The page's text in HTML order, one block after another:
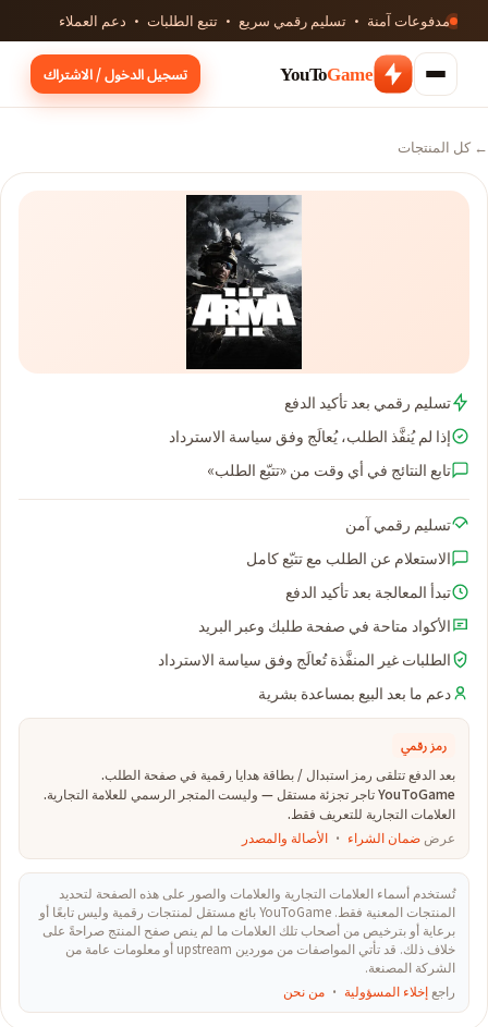
مدفوعات آمنة · تسليم رقمي سريع · تتبع الطلبات · دعم العملاء
YouToGame تسجيل الدخول / الاشتراك
← كل المنتجات
تسليم رقمي بعد تأكيد الدفع
إذا لم يُنفَّذ الطلب، يُعالَج وفق سياسة الاسترداد
تابع النتائج في أي وقت من «تتبّع الطلب»
تسليم رقمي آمن
الاستعلام عن الطلب مع تتبّع كامل
تبدأ المعالجة بعد تأكيد الدفع
الأكواد متاحة في صفحة طلبك وعبر البريد
الطلبات غير المنفَّذة تُعالَج وفق سياسة الاسترداد
دعم ما بعد البيع بمساعدة بشرية
رمز رقمي
بعد الدفع تتلقى رمز استبدال / بطاقة هدايا رقمية في صفحة الطلب.
YouToGame تاجر تجزئة مستقل — وليست المتجر الرسمي للعلامة التجارية.
العلامات التجارية للتعريف فقط.
عرض ضمان الشراء · الأصالة والمصدر
تُستخدم أسماء العلامات التجارية والعلامات والصور على هذه الصفحة لتحديد
المنتجات المعنية فقط. YouToGame بائع مستقل لمنتجات رقمية وليس تابعًا أو
برعاية أو بترخيص من أصحاب تلك العلامات ما لم ينص صفح المنتج صراحةً على
خلاف ذلك. قد تأتي المواصفات من موردين upstream أو معلومات عامة من
الشركة المصنعة.
راجع إخلاء المسؤولية · من نحن